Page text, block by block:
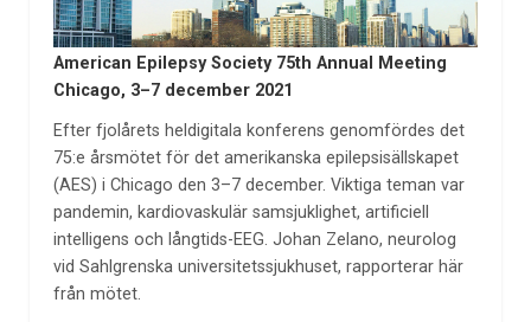
American Epilepsy Society 75th Annual Meeting
Chicago, 3–7 december 2021
Efter fjolårets heldigitala konferens genomfördes det
75:e årsmötet för det amerikanska epilepsisällskapet
(AES) i Chicago den 3–7 december. Viktiga teman var
pandemin, kardiovaskulär samsjuklighet, artificiell
intelligens och långtids-EEG. Johan Zelano, neurolog
vid Sahlgrenska universitetssjukhuset, rapporterar här
från mötet.